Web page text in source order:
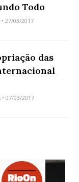
Todo
• 27/03/2017
das
• 07/03/2017